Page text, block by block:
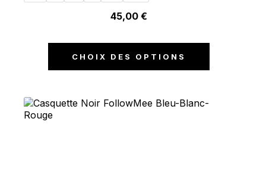
45,00€
CHOIX DES OPTIONS